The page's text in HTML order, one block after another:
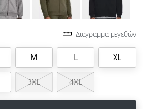
Διάγραμμα μεγεθών
M L XL
3XL 4XL